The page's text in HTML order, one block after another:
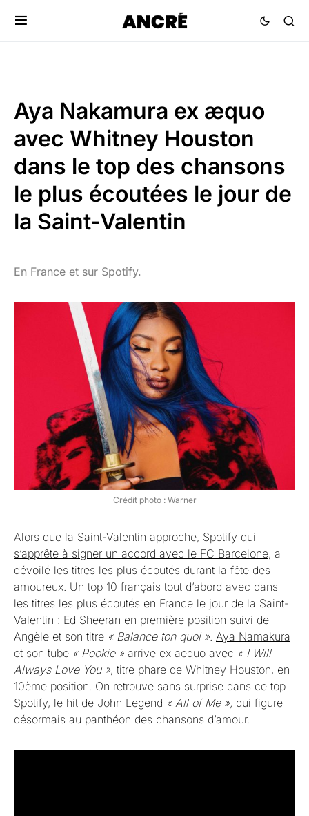
Aya Nakamura ex æquo
avec Whitney Houston
dans le top des chansons
le plus écoutées le jour de
la Saint-Valentin
En France et sur Spotify.
Crédit photo : Warner
Alors que la Saint-Valentin approche, Spotify qui
s’apprête à signer un accord avec le FC Barcelone, a
dévoilé les titres les plus écoutés durant la fête des
amoureux. Un top 10 français tout d’abord avec dans
les titres les plus écoutés en France le jour de la Saint-
Valentin : Ed Sheeran en première position suivi de
Angèle et son titre « Balance ton quoi ». Aya Namakura
et son tube « Pookie » arrive ex aequo avec « I Will
Always Love You », titre phare de Whitney Houston, en
10ème position. On retrouve sans surprise dans ce top
Spotify, le hit de John Legend « All of Me », qui figure
désormais au panthéon des chansons d’amour.